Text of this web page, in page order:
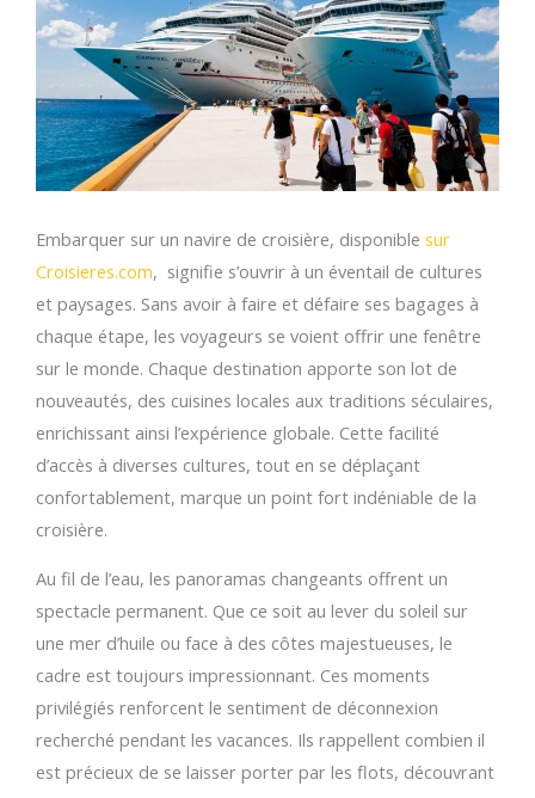
Embarquer sur un navire de croisière, disponible sur
Croisieres.com, signifie s’ouvrir à un éventail de cultures
et paysages. Sans avoir à faire et défaire ses bagages à
chaque étape, les voyageurs se voient offrir une fenêtre
sur le monde. Chaque destination apporte son lot de
nouveautés, des cuisines locales aux traditions séculaires,
enrichissant ainsi l’expérience globale. Cette facilité
d’accès à diverses cultures, tout en se déplaçant
confortablement, marque un point fort indéniable de la
croisière.
Au fil de l’eau, les panoramas changeants offrent un
spectacle permanent. Que ce soit au lever du soleil sur
une mer d’huile ou face à des côtes majestueuses, le
cadre est toujours impressionnant. Ces moments
privilégiés renforcent le sentiment de déconnexion
recherché pendant les vacances. Ils rappellent combien il
est précieux de se laisser porter par les flots, découvrant